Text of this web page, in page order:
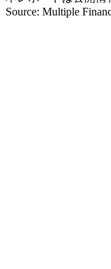
Source: Multiple